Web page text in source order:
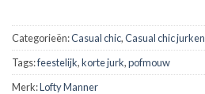
Categorieën:Casual chic,Casual chic jurken
Tags:feestelijk,korte jurk,pofmouw
Merk:Lofty Manner